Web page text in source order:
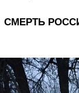
СМЕРТЬ